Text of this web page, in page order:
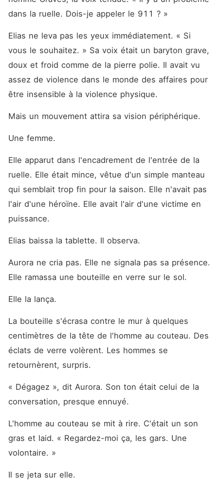
dans la ruelle. Dois-je appeler le 911 ? »
Elias ne leva pas les yeux immédiatement. « Si
vous le souhaitez. » Sa voix était un baryton grave,
doux et froid comme de la pierre polie. Il avait vu
assez de violence dans le monde des affaires pour
être insensible à la violence physique.
Mais un mouvement attira sa vision périphérique.
Une femme.
Elle apparut dans l'encadrement de l'entrée de la
ruelle. Elle était mince, vêtue d'un simple manteau
qui semblait trop fin pour la saison. Elle n'avait pas
l'air d'une héroïne. Elle avait l'air d'une victime en
puissance.
Elias baissa la tablette. Il observa.
Aurora ne cria pas. Elle ne signala pas sa présence.
Elle ramassa une bouteille en verre sur le sol.
Elle la lança.
La bouteille s'écrasa contre le mur à quelques
centimètres de la tête de l'homme au couteau. Des
éclats de verre volèrent. Les hommes se
retournèrent, surpris.
« Dégagez », dit Aurora. Son ton était celui de la
conversation, presque ennuyé.
L'homme au couteau se mit à rire. C'était un son
gras et laid. « Regardez-moi ça, les gars. Une
volontaire. »
Il se jeta sur elle.